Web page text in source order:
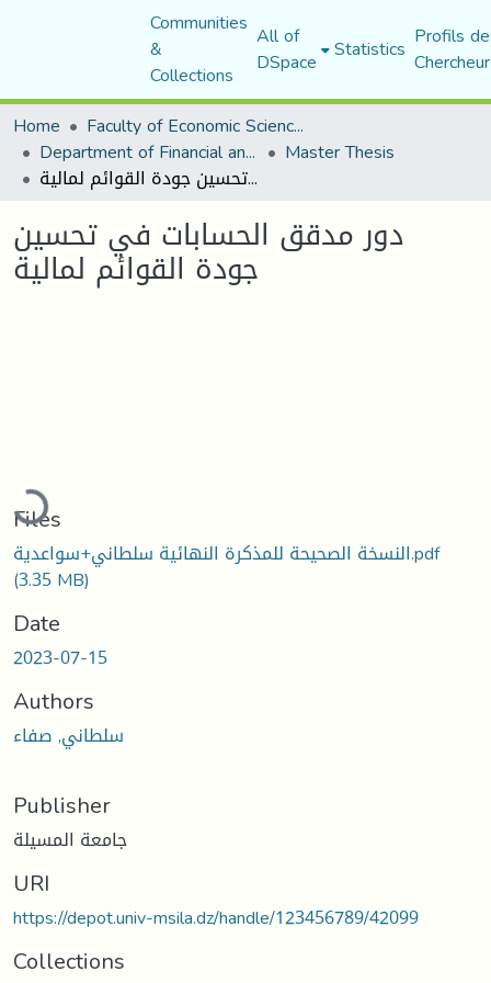
Communities
&
Collections
All of
DSpace Statistics Profils
Home
Faculty of Economic Sciences, Commerce and Management Sciences
Department of Financial and Accounting Sciences Master Thesis
دور مدقق الحسابات في تحسين جودة القوائم لمالية
دور مدقق الحسابات في تحسين
جودة القوائم لمالية
Files
النسخة الصحيحة للمذكرة النهائية سلطاني+سواعدية.pdf
(3.35 MB)
Date
2023-07-15
Authors
سلطاني, صفاء
Publisher
جامعة المسيلة
URI
https://depot.univ-msila.dz/handle/123456789/42099
Collections